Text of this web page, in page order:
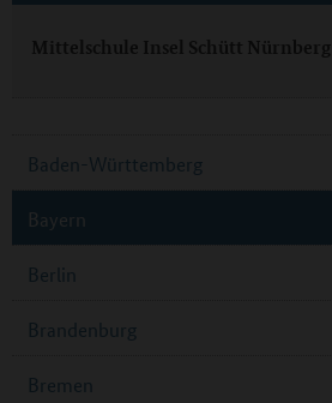
Mittelschule Insel Schütt Nürnberg
Baden-Württemberg
Bayern
Berlin
Brandenburg
Bremen